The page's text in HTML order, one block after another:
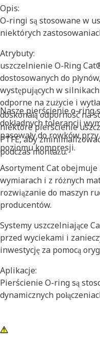
Opis:
O-ringi są stosowane w
niektórych
Atrybuty:
uszczelnienie O-Ring
dostosowanych do
występujących w
odporne na zużycie i
doskonałą odporność na
niektóre pierścienie
PTFE, aby
podczas montażu.
Nasze pierścienie o-ring
dokładnych tolerancji
pasowały do rowków
poziomu kompresji.
Asortyment Cat
wymiarach i z różnych
rozwiązanie do maszyn
producentów.
Systemy uszczelniające
przed wyciekami i
inwestycję za pomocą
Aplikacje:
Pierścienie O-ring są
dynamicznych